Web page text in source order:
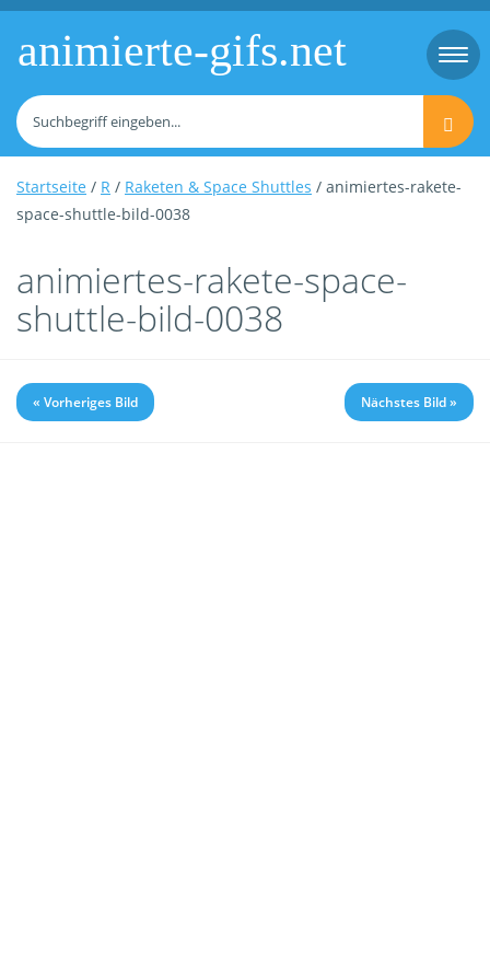
animierte-gifs.net
Startseite / R / Raketen & Space Shuttles / animiertes-rakete-
space-shuttle-bild-0038
animiertes-rakete-space-
shuttle-bild-0038
« Vorheriges Bild Nächstes Bild »